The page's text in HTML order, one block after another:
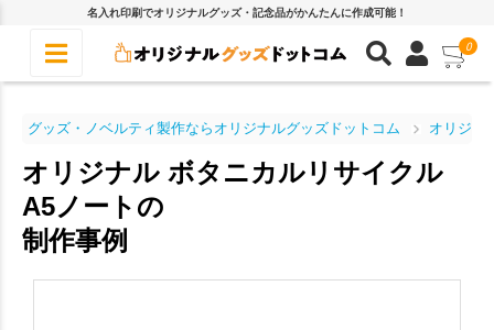
名入れ印刷でオリジナルグッズ・記念品がかんたんに作成可能！
0
グッズ・ノベルティ製作ならオリジナルグッズドットコム オリジナ
オリジナル ボタニカルリサイクル
A5ノートの
制作事例